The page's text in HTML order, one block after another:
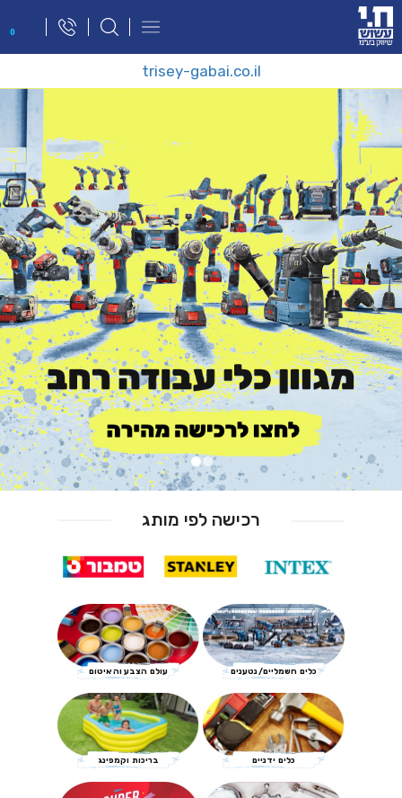
0
פתח
trisey-gabai.co.il
רכישה לפי מותג
כלים ידניים בריכות וקמפינג
עולם הצבע והאיטום כלים חשמליים/נטענים